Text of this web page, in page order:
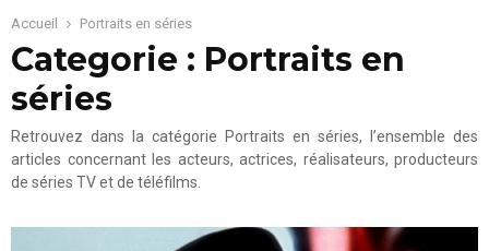
Accueil Portraits en séries
Categorie : Portraits en
séries
Retrouvez dans la catégorie Portraits en séries, l’ensemble des
articles concernant les acteurs, actrices, réalisateurs, producteurs
de séries TV et de téléfilms.